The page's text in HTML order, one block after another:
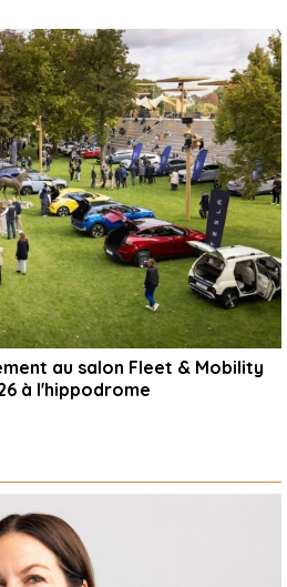
au salon Fleet & Mobility
à l'hippodrome